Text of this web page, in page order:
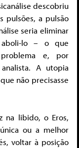
descobriu
pulsões, a pulsão
seria eliminar
lo – o que
e, por
A utopia
não precisasse
na libido, o Eros,
ou a melhor
voltar à posição